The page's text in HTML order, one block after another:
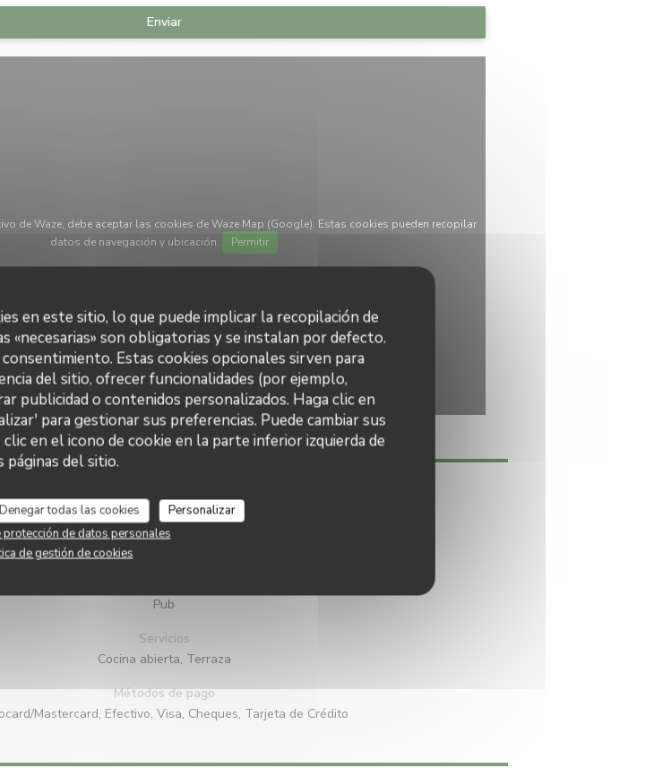
en este sitio, lo que puede implicar la recopilación de
«necesarias» son obligatorias y se instalan por defecto.
Estas cookies opcionales sirven para
del sitio, ofrecer funcionalidades (por ejemplo,
publicidad o contenidos personalizados. Haga clic en
para gestionar sus preferencias. Puede cambiar sus
en el icono de cookie en la parte inferior izquierda de
páginas del sitio.
Denegar todas las cookies
Personalizar
protección de datos personales
de gestión de cookies
de Waze, debe aceptar las cookies de Waze Map (Google). Estas cookies pueden recopilar
datos de navegación y ubicación.
Permitir
Información general
Cocina
productos frescos, Francesa Tradicional, Hecho en casa
Pub
Servicios
Cocina abierta, Terraza
Métodos de pago
Mastercard, Efectivo, Visa, Cheques, Tarjeta de Crédito